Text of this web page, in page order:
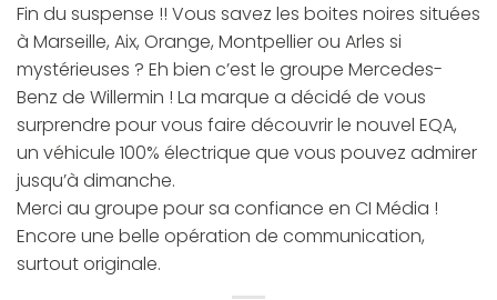
Fin du suspense !! Vous savez les boites noires situées
à Marseille, Aix, Orange, Montpellier ou Arles si
mystérieuses ? Eh bien c’est le groupe Mercedes-
Benz de Willermin ! La marque a décidé de vous
surprendre pour vous faire découvrir le nouvel EQA,
un véhicule 100% électrique que vous pouvez admirer
jusqu’à dimanche.
Merci au groupe pour sa confiance en CI Média !
Encore une belle opération de communication,
surtout originale.